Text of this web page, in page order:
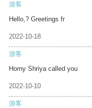
游客
Hello,? Greetings fr
2022-10-18
游客
Horny Shriya called you
2022-10-10
游客